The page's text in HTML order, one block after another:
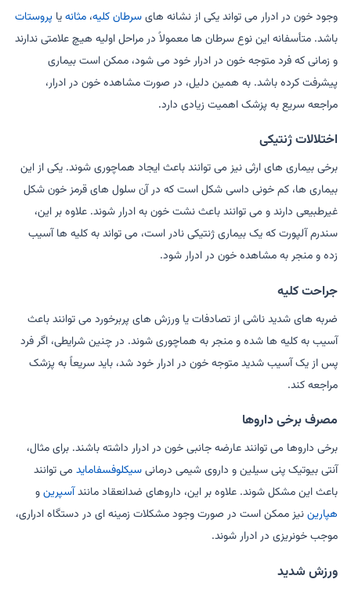
وجود خون در ادرار می تواند یکی از نشانه هایسرطان کلیه،مثانهیاپروستات
باشد. متأسفانه این نوع سرطان ها معمولاً در مراحل اولیه هیچ علامتی ندارند
و زمانی که فرد متوجه خون در ادرار خود می شود، ممکن است بیماری
پیشرفت کرده باشد. به همین دلیل، در صورت مشاهده خون در ادرار،
مراجعه سریع به پزشک اهمیت زیادی دارد.
اختلالات ژنتیکی
برخی بیماری های ارثی نیز می توانند باعث ایجاد هماچوری شوند. یکی از این
بیماری ها، کم خونی داسی شکل است که در آن سلول های قرمز خون شکل
غیرطبیعی دارند و می توانند باعث نشت خون به ادرار شوند. علاوه بر این،
سندرم آلپورت که یک بیماری ژنتیکی نادر است، می تواند به کلیه ها آسیب
زده و منجر به مشاهده خون در ادرار شود.
جراحت کلیه
ضربه های شدید ناشی از تصادفات یا ورزش های پربرخورد می توانند باعث
آسیب به کلیه ها شده و منجر به هماچوری شوند. در چنین شرایطی، اگر فرد
پس از یک آسیب شدید متوجه خون در ادرار خود شد، باید سریعاً به پزشک
مراجعه کند.
مصرف برخی داروها
برخی داروها می توانند عارضه جانبی خون در ادرار داشته باشند. برای مثال،
آنتی بیوتیک پنی سیلین و داروی شیمی درمانیسیکلوفسفاماید می توانند
باعث این مشکل شوند. علاوه بر این، داروهای ضدانعقاد مانندآسپرینو
هپاریننیز ممکن است در صورت وجود مشکلات زمینه ای در دستگاه ادراری،
موجب خونریزی در ادرار شوند.
ورزش شدید